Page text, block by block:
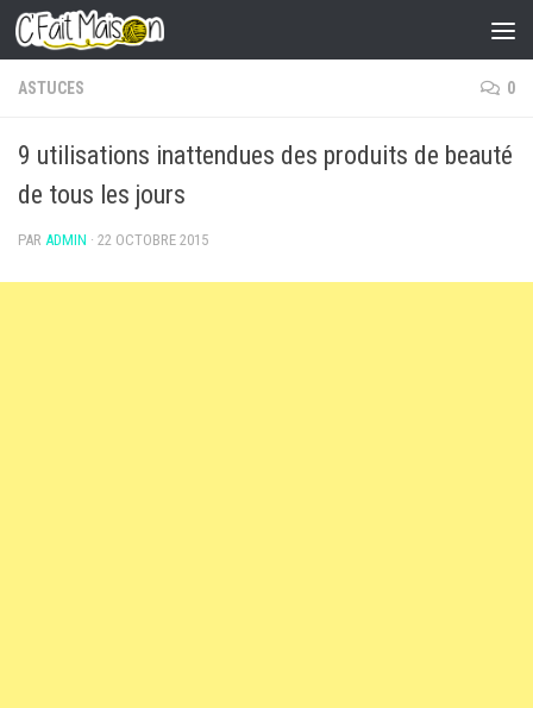
Skip to content
ASTUCES 0
9 utilisations inattendues des produits de beauté
de tous les jours
PAR ADMIN · 22 OCTOBRE 2015